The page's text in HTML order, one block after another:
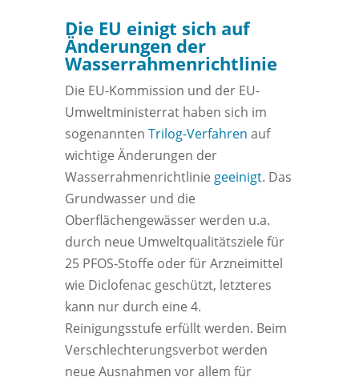
Die EU einigt sich auf
Änderungen der
Wasserrahmenrichtlinie
Die EU-Kommission und der EU-
Umweltministerrat haben sich im
sogenannten Trilog-Verfahren auf
wichtige Änderungen der
Wasserrahmenrichtlinie geeinigt. Das
Grundwasser und die
Oberflächengewässer werden u.a.
durch neue Umweltqualitätsziele für
25 PFOS-Stoffe oder für Arzneimittel
wie Diclofenac geschützt, letzteres
kann nur durch eine 4.
Reinigungsstufe erfüllt werden. Beim
Verschlechterungsverbot werden
neue Ausnahmen vor allem für